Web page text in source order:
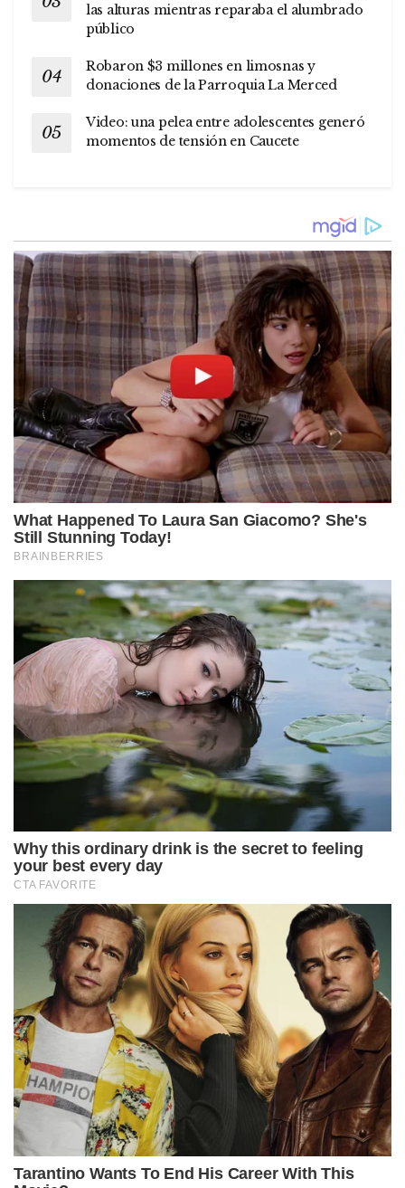
las alturas mientras reparaba el alumbrado
público
Robaron $3 millones en limosnas y
donaciones de la Parroquia La Merced
Video: una pelea entre adolescentes generó
momentos de tensión en Caucete